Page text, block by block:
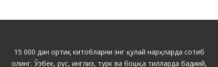
15 000 дан ортиқ китобларни энг қулай нарҳларда сотиб
олинг. Ўзбек, рус, инглиз, турк ва бошқа тилларда бадиий,